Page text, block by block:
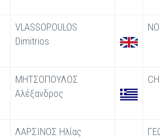
VLASSOPOULOS
Dimitrios
ΜΗΤΣΟΠΟΥΛΟΣ
Αλέξανδρος
ΛΑΡΣΙΝΟΣ Ηλίας